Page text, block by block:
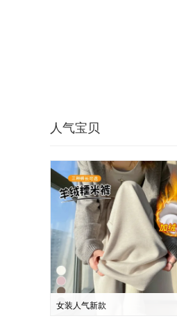
人气宝贝
女装人气新款